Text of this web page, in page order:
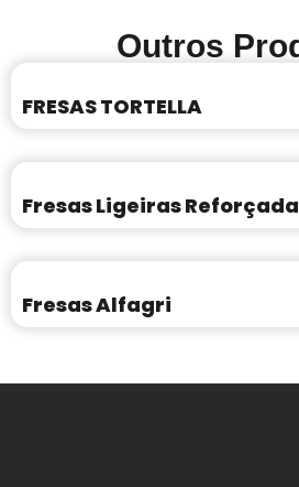
Outros
FRESAS TORTELLA
Fresas Ligeiras
Fresas Alfagri